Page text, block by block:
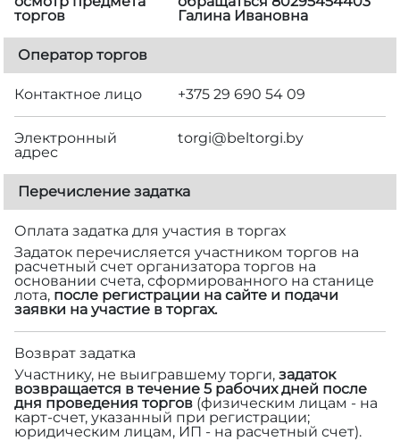
торгов
Галина Ивановна
Оператор торгов
Контактное лицо +375 29 690 54 09
Электронный
адрес
torgi@beltorgi.by
Перечисление задатка
Оплата задатка для участия в торгах
Задаток перечисляется участником торгов на
расчетный счет организатора торгов на
основании счета, сформированного на станице
лота, после регистрации на сайте и подачи
заявки на участие в торгах.
Возврат задатка
Участнику, не выигравшему торги, задаток
возвращается в течение 5 рабочих дней после
дня проведения торгов (физическим лицам - на
карт-счет, указанный при регистрации;
юридическим лицам, ИП - на расчетный счет).